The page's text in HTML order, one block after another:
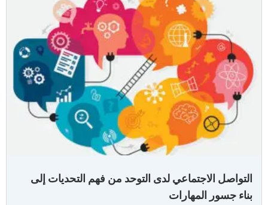
التواصل الاجتماعي لدى التوحد من فهم التحديات إلى
بناء جسور المهارات